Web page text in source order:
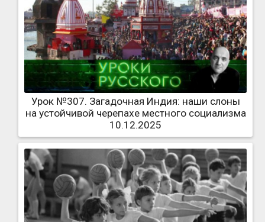
Урок №307. Загадочная Индия: наши слоны
на устойчивой черепахе местного социализма
10.12.2025